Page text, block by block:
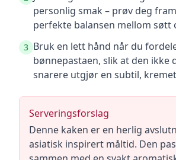
personlig smak – prøv deg
perfekte balansen mellom søtt
3 Bruk en lett hånd når du
bønnepastaen, slik at den ikke
snarere utgjør en subtil,
Serveringsforslag
Denne kaken er en herlig
asiatisk inspirert måltid. Den